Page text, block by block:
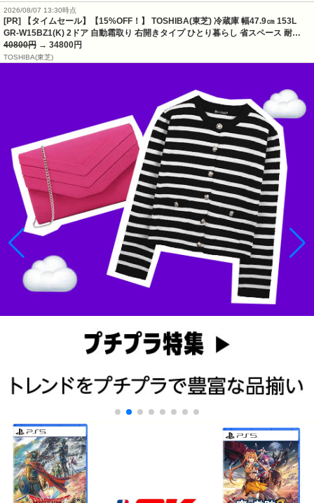
2026/08/07 13:30時点
[PR] 【タイムセール】【15%OFF！】 TOSHIBA(東芝) 冷蔵庫 幅47.9㎝ 153L
GR-W15BZ1(K) 2ドア 自動霜取り 右開きタイプ ひとり暮らし 省スペース 耐…
40800円 → 34800円
TOSHIBA(東芝)